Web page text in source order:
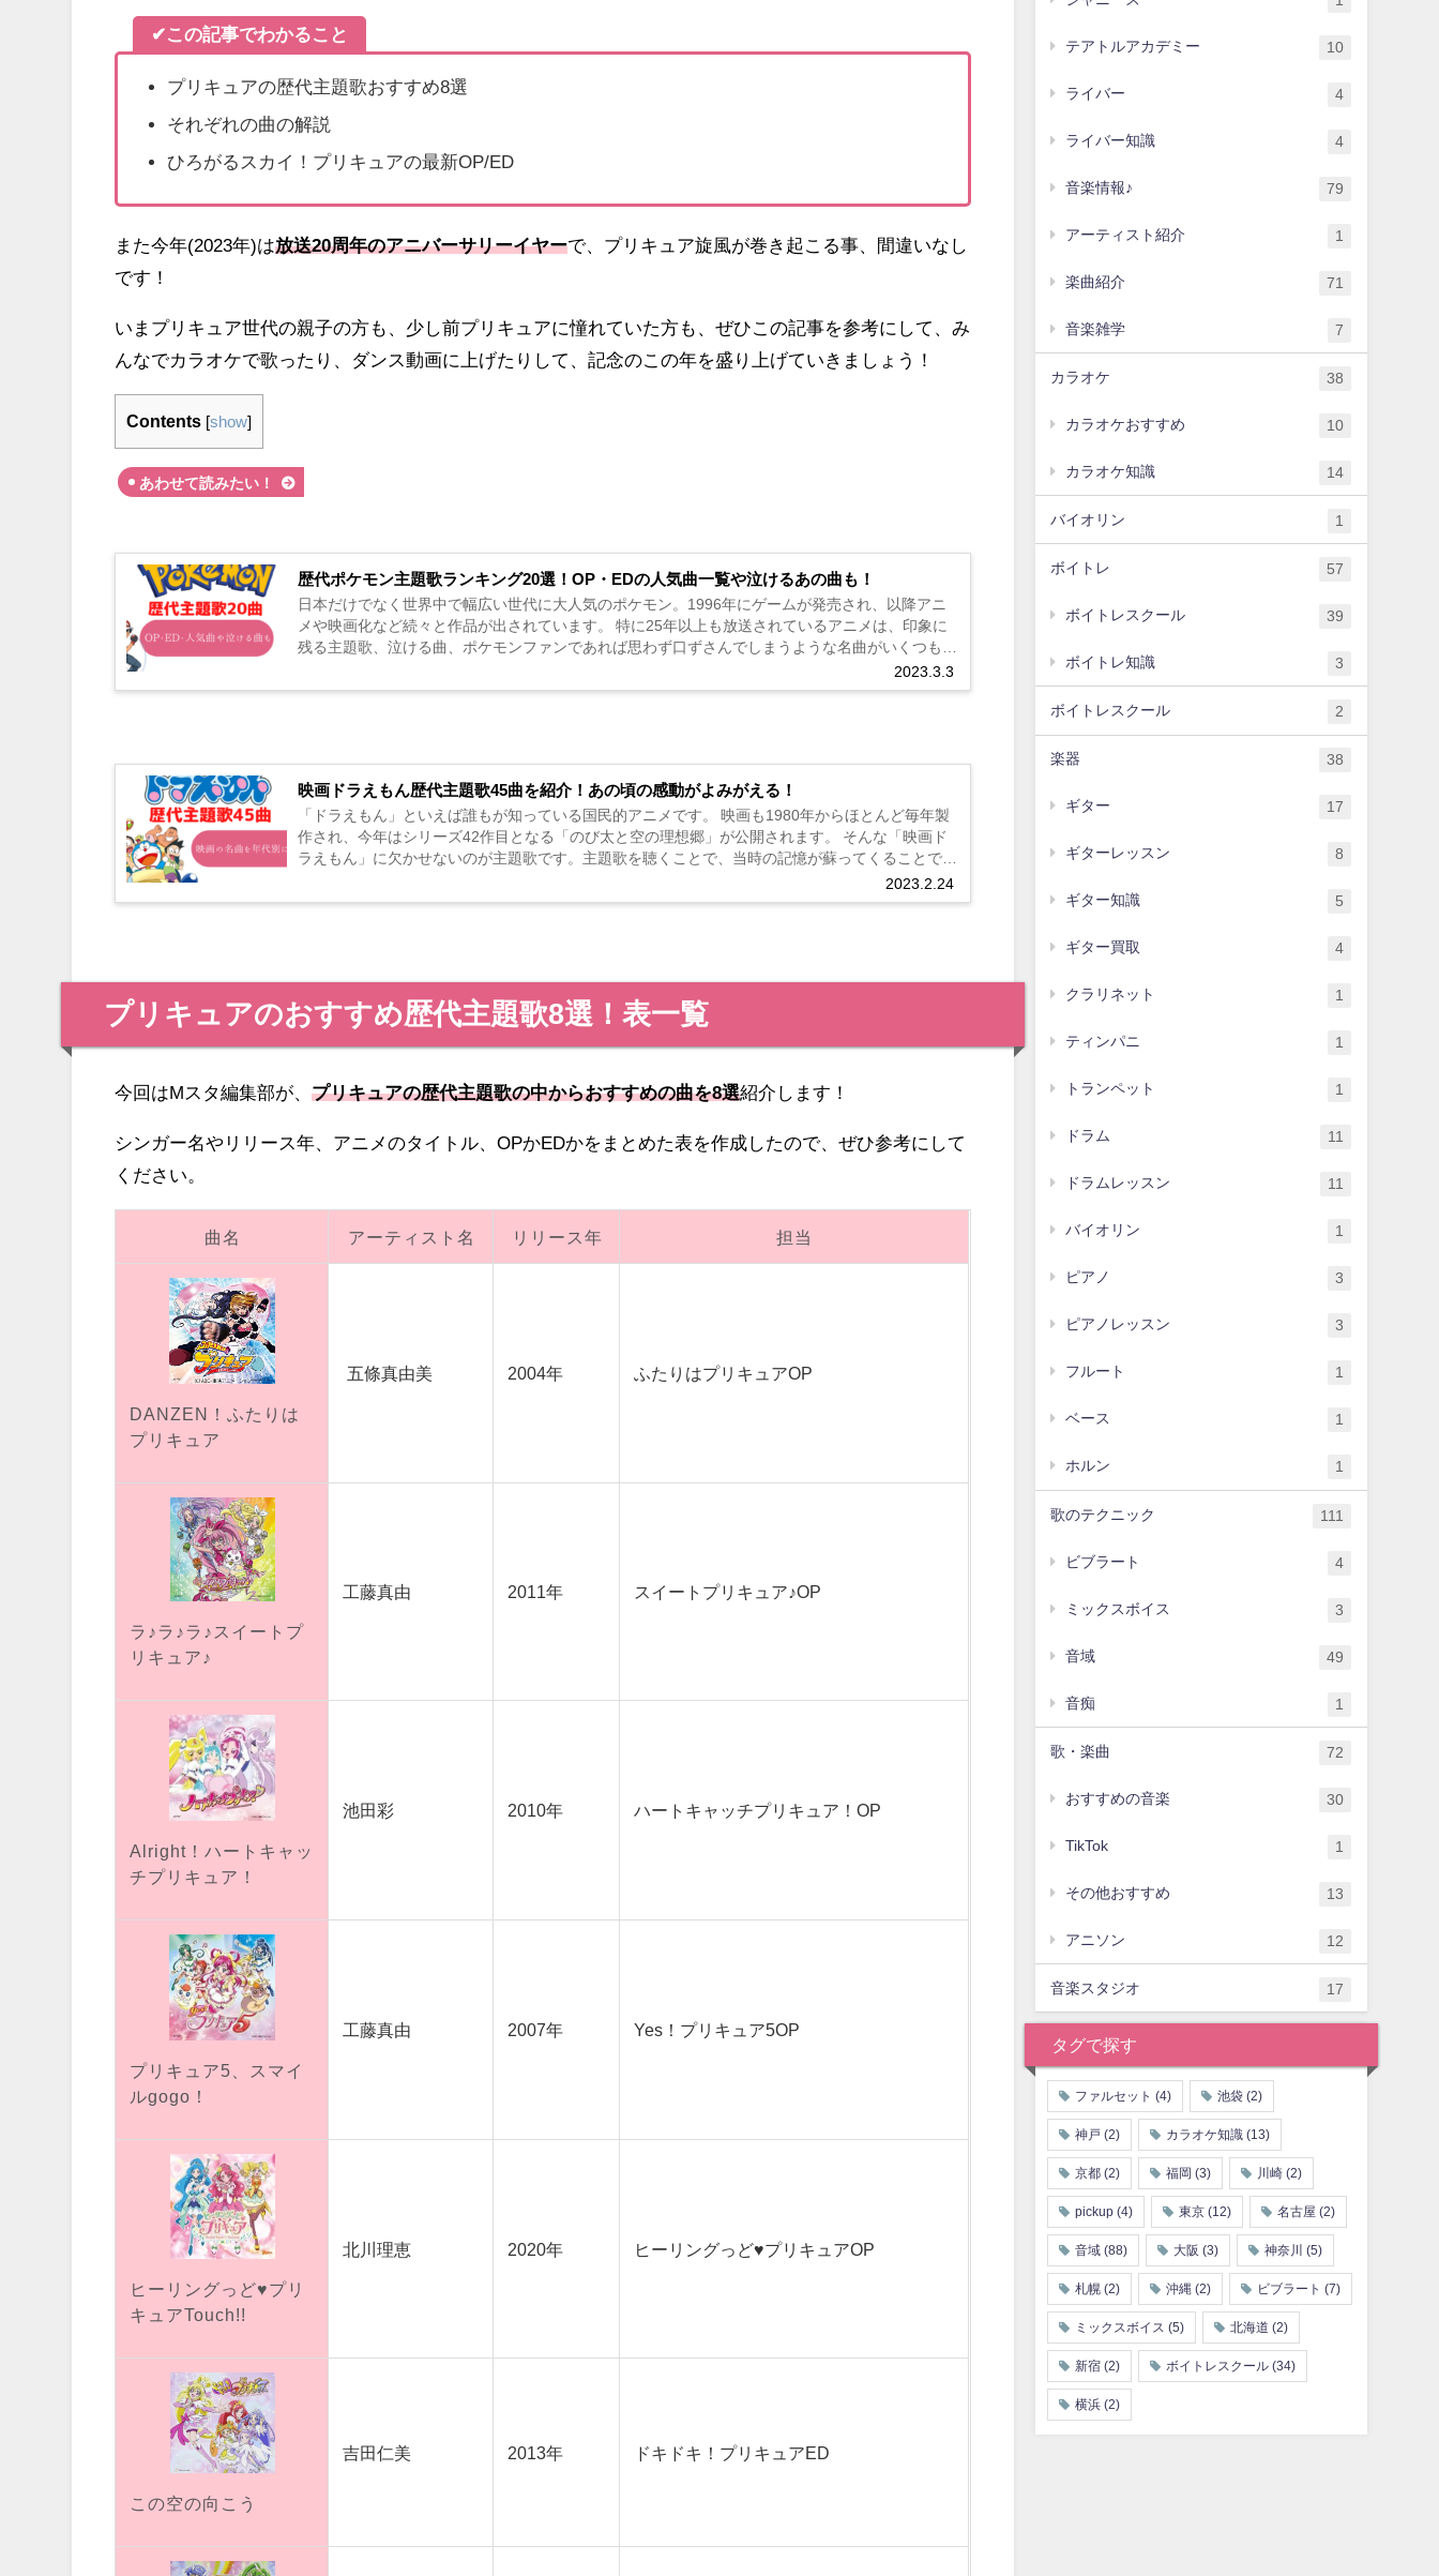
✔この記事でわかること
プリキュアの歴代主題歌おすすめ8選
それぞれの曲の解説
ひろがるスカイ！プリキュアの最新OP/ED
また今年(2023年)は放送20周年のアニバーサリーイヤーで、プリキュア旋風が巻き起こる事、間違いなし
です！
いまプリキュア世代の親子の方も、少し前プリキュアに憧れていた方も、ぜひこの記事を参考にして、み
んなでカラオケで歌ったり、ダンス動画に上げたりして、記念のこの年を盛り上げていきましょう！
Contents [show]
あわせて読みたい！
歴代ポケモン主題歌ランキング20選！OP・EDの人気曲一覧や泣けるあの曲も！
2023.3.3
日本だけでなく世界中で幅広い世代に大人気のポケモン。1996年にゲームが発売され、以降アニ
メや映画化など続々と作品が出されています。 特に25年以上も放送されているアニメは、印象に
残る主題歌、泣ける曲、ポケモンファンであれば思わず口ずさんでしまうような名曲がいくつもあ
映画ドラえもん歴代主題歌45曲を紹介！あの頃の感動がよみがえる！
2023.2.24
「ドラえもん」といえば誰もが知っている国民的アニメです。 映画も1980年からほとんど毎年製
作され、今年はシリーズ42作目となる「のび太と空の理想郷」が公開されます。 そんな「映画ド
ラえもん」に欠かせないのが主題歌です。主題歌を聴くことで、当時の記憶が蘇ってくることでし
プリキュアのおすすめ歴代主題歌8選！表一覧
今回はMスタ編集部が、プリキュアの歴代主題歌の中からおすすめの曲を8選紹介します！
シンガー名やリリース年、アニメのタイトル、OPかEDかをまとめた表を作成したので、ぜひ参考にして
ください。
曲名 アーティスト名 リリース年 担当
DANZEN！ふたりは
プリキュア
五條真由美 2004年 ふたりはプリキュアOP
ラ♪ラ♪ラ♪スイートプ
リキュア♪
工藤真由 2011年 スイートプリキュア♪OP
Alright！ハートキャッ
チプリキュア！
池田彩 2010年 ハートキャッチプリキュア！OP
プリキュア5、スマイ
ルgogo！
工藤真由 2007年 Yes！プリキュア5OP
ヒーリングっど♥プリ
キュアTouch!!
北川理恵 2020年 ヒーリングっど♥プリキュアOP
この空の向こう
吉田仁美 2013年 ドキドキ！プリキュアED
テアトルアカデミー 10
ライバー 4
ライバー知識 4
音楽情報♪ 79
アーティスト紹介 1
楽曲紹介 71
音楽雑学 7
カラオケ 38
カラオケおすすめ 10
カラオケ知識 14
バイオリン 1
ボイトレ 57
ボイトレスクール 39
ボイトレ知識 3
ボイトレスクール 2
楽器 38
ギター 17
ギターレッスン 8
ギター知識 5
ギター買取 4
クラリネット 1
ティンパニ 1
トランペット 1
ドラム 11
ドラムレッスン 11
バイオリン 1
ピアノ 3
ピアノレッスン 3
フルート 1
ベース 1
ホルン 1
歌のテクニック 111
ビブラート 4
ミックスボイス 3
音域 49
音痴 1
歌・楽曲 72
おすすめの音楽 30
TikTok 1
その他おすすめ 13
アニソン 12
音楽スタジオ 17
タグで探す
ファルセット (4) 池袋(2)
神戸 (2) カラオケ知識 (13)
京都(2) 福岡 (3) 川崎(2)
pickup(4) 東京(12) 名古屋 (2)
音域(88) 大阪 (3) 神奈川 (5)
札幌(2) 沖縄 (2) ビブラート (7)
ミックスボイス (5) 北海道 (2)
新宿(2) ボイトレスクール(34)
横浜(2)